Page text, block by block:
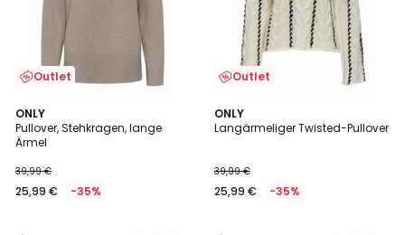
Outlet
ONLY
Pullover, Stehkragen, lange
Ärmel
39,99 €
25,99 € -35%
4,4
/ 5
3
Farben
Outlet
ONLY
Langärmeliger Twisted-Pullover
39,99 €
25,99 € -35%
3
/
2
Farben